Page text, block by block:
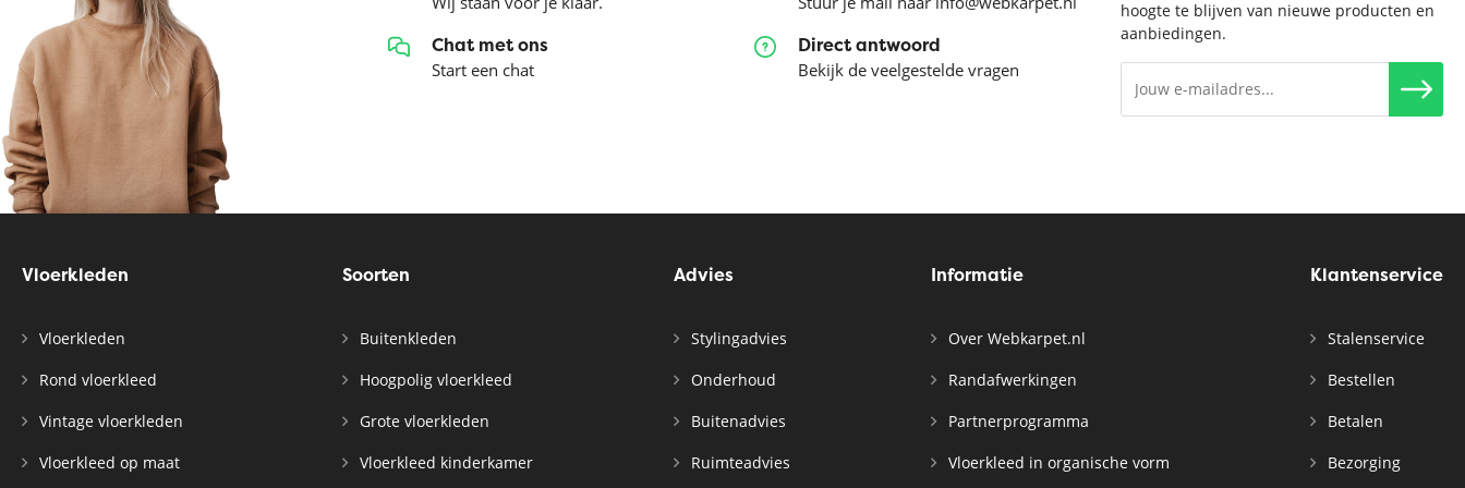
Chat met ons
Start een chat
Direct antwoord
Bekijk de veelgestelde vragen
hoogte te blijven van nieuwe producten en
aanbiedingen.
Vloerkleden
Vloerkleden
Rond vloerkleed
Vintage vloerkleden
Vloerkleed op maat
Soorten
Buitenkleden
Hoogpolig vloerkleed
Grote vloerkleden
Vloerkleed kinderkamer
Advies
Stylingadvies
Onderhoud
Buitenadvies
Ruimteadvies
Informatie
Over Webkarpet.nl
Randafwerkingen
Partnerprogramma
Vloerkleed in organische vorm
Klantenservice
Stalenservice
Bestellen
Betalen
Bezorging